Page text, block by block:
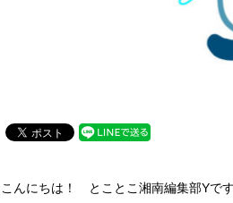
こんにちは！ とことこ湘南編集部Yで